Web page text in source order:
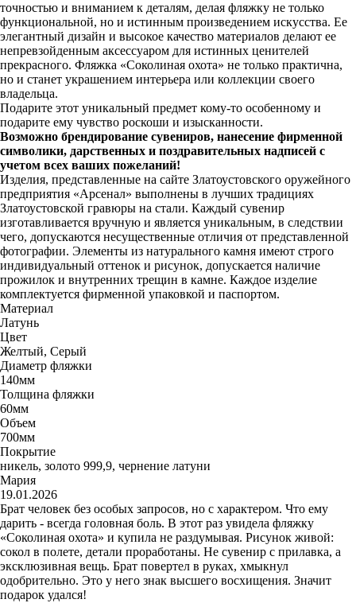
точностью и вниманием к деталям, делая фляжку не только
функциональной, но и истинным произведением искусства. Ее
элегантный дизайн и высокое качество материалов делают ее
непревзойденным аксессуаром для истинных ценителей
прекрасного. Фляжка «Соколиная охота» не только практична,
но и станет украшением интерьера или коллекции своего
владельца.
Подарите этот уникальный предмет кому-то особенному и
подарите ему чувство роскоши и изысканности.
Возможно брендирование сувениров, нанесение фирменной
символики, дарственных и поздравительных надписей с
учетом всех ваших пожеланий!
Изделия, представленные на сайте Златоустовского оружейного
предприятия «Арсенал» выполнены в лучших традициях
Златоустовской гравюры на стали. Каждый сувенир
изготавливается вручную и является уникальным, в следствии
чего, допускаются несущественные отличия от представленной
фотографии. Элементы из натурального камня имеют строго
индивидуальный оттенок и рисунок, допускается наличие
прожилок и внутренних трещин в камне. Каждое изделие
комплектуется фирменной упаковкой и паспортом.
Материал
Латунь
Цвет
Желтый, Серый
Диаметр фляжки
140мм
Толщина фляжки
60мм
Объем
700мм
Покрытие
никель, золото 999,9, чернение латуни
Мария
19.01.2026
Брат человек без особых запросов, но с характером. Что ему
дарить - всегда головная боль. В этот раз увидела фляжку
«Соколиная охота» и купила не раздумывая. Рисунок живой:
сокол в полете, детали проработаны. Не сувенир с прилавка, а
эксклюзивная вещь. Брат повертел в руках, хмыкнул
одобрительно. Это у него знак высшего восхищения. Значит
подарок удался!